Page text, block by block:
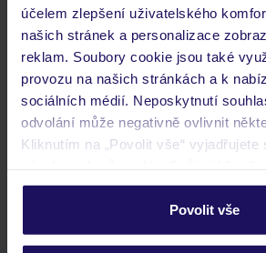
účelem zlepšení uživatelského
našich stránek a personalizace
reklam. Soubory cookie jsou také
provozu na našich stránkách a k
sociálních médií. Neposkytnutí
odvolání může negativně ovlivnit
Kliknutím na „Povolit vše“ vyjadřujete
personalizovat v sekci
Podrobné informace o souborech
Povolit vše
Často kladené otázky
Jaké doklady jsou potřebné při cestování?
Budeme ubytováni ihned po příjezdu do
Kam jít po přistání a vyzvednutí